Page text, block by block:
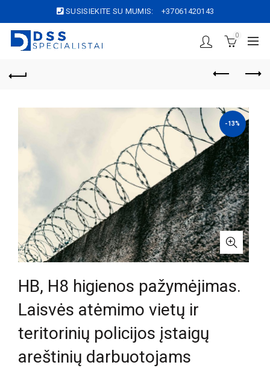
SUSISIEKITE SU MUMIS: +37061420143
0
-13%
HB, H8 higienos pažymėjimas.
Laisvės atėmimo vietų ir
teritorinių policijos įstaigų
areštinių darbuotojams